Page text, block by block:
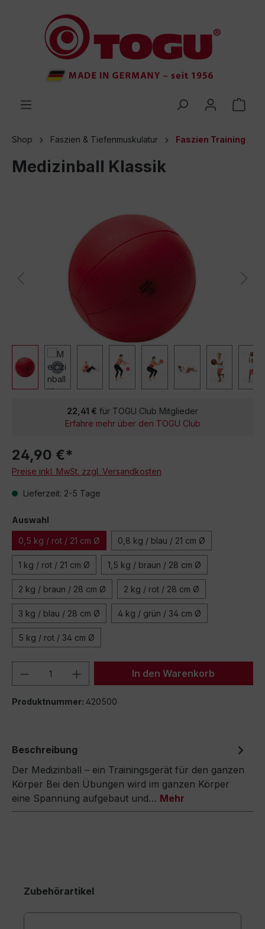
springen
Shop Faszien & Tiefenmuskulatur Faszien Training
Medizinball Klassik
22,41 € für TOGU Club Mitglieder
Erfahre mehr über den TOGU Club
24,90 €*
Preise inkl. MwSt. zzgl. Versandkosten
Lieferzeit: 2-5 Tage
Auswahl
0,5 kg / rot / 21 cm Ø 0,8 kg / blau / 21 cm Ø
1 kg / rot / 21 cm Ø 1,5 kg / braun / 28 cm Ø
2 kg / braun / 28 cm Ø 2 kg / rot / 28 cm Ø
3 kg / blau / 28 cm Ø 4 kg / grün / 34 cm Ø
5 kg / rot / 34 cm Ø
Produkt Anzahl: Gib denIn den Warenkorb
Produktnummer: 420500
Beschreibung
Der Medizinball – ein Trainingsgerät für den ganzen
Körper Bei den Übungen wird im ganzen Körper
eine Spannung aufgebaut und… Mehr
Zubehörartikel